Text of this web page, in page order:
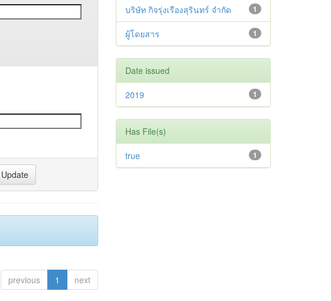
previous 1 next
1
บริษัท กิจรุ่งเรืองสุรินทร์ จำกัด
1
ผู้โดยสาร
Date issued
1
2019
Has File(s)
1
true